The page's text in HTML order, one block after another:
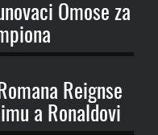
Omose za
Reignse
a Ronaldovi